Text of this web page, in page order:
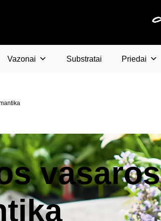
Vazonai Substratai Priedai
vasaros